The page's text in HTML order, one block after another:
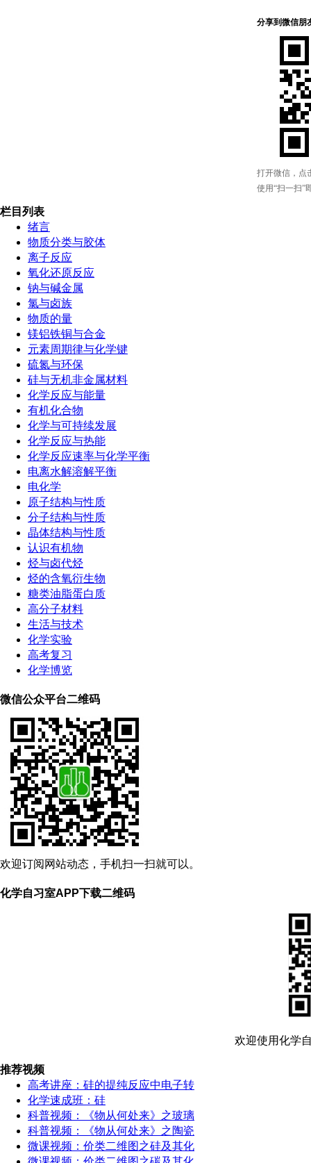
栏目列表
绪言
物质分类与胶体
离子反应
氧化还原反应
钠与碱金属
氯与卤族
物质的量
镁铝铁铜与合金
元素周期律与化学键
硫氮与环保
硅与无机非金属材料
化学反应与能量
有机化合物
化学与可持续发展
化学反应与热能
化学反应速率与化学平衡
电离水解溶解平衡
电化学
原子结构与性质
分子结构与性质
晶体结构与性质
认识有机物
烃与卤代烃
烃的含氧衍生物
糖类油脂蛋白质
高分子材料
生活与技术
化学实验
高考复习
化学博览
微信公众平台二维码
欢迎订阅网站动态，手机扫一扫就可以。
化学自习室APP下载二维码
欢迎使用化学
推荐视频
高考讲座：硅的提纯反应中电子转
化学速成班：硅
科普视频：《物从何处来》之玻璃
科普视频：《物从何处来》之陶瓷
微课视频：价类二维图之硅及其化